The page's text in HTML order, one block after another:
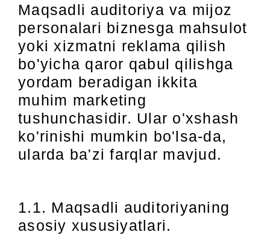
Maqsadli auditoriya va mijoz
personalari biznesga mahsulot
yoki xizmatni reklama qilish
bo'yicha qaror qabul qilishga
yordam beradigan ikkita
muhim marketing
tushunchasidir. Ular o'xshash
ko'rinishi mumkin bo'lsa-da,
ularda ba'zi farqlar mavjud.
1.1. Maqsadli auditoriyaning
asosiy xususiyatlari.